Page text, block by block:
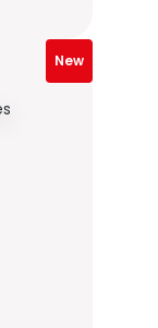
New